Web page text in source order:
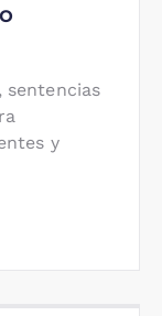
sentencias
y